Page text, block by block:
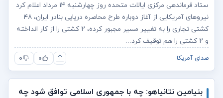
ستاد فرماندهی مرکزی ایالات متحده روز چهارشنبه ۱۴ مرداد اعلام کرد
نیروهای آمریکایی از آغاز دوباره طرح محاصره دریایی بنادر ایران، ۴۸
کشتی تجاری را به تغییر مسیر مجبور کرده، ۲ کشتی را از کار انداخته
و ۲ کشتی را هم توقیف کرد...
صدای آمریکا ۰ ۰
بنیامین نتانیاهو: چه با جمهوری اسلامی توافق شود چه